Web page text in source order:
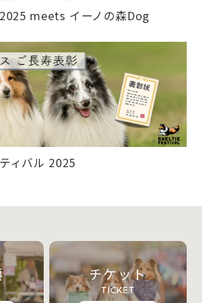
meets イーノの森Dog
ィバル 2025
チケット
TICKET